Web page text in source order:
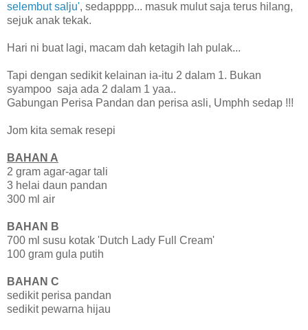
selembut salju', sedapppp... masuk mulut saja terus hilang,
sejuk anak tekak.
Hari ni buat lagi, macam dah ketagih lah pulak...
Tapi dengan sedikit kelainan ia-itu 2 dalam 1. Bukan
syampoo saja ada 2 dalam 1 yaa..
Gabungan Perisa Pandan dan perisa asli, Umphh sedap !!!
Jom kita semak resepi
BAHAN A
2 gram agar-agar tali
3 helai daun pandan
300 ml air
BAHAN B
700 ml susu kotak 'Dutch Lady Full Cream'
100 gram gula putih
BAHAN C
sedikit perisa pandan
sedikit pewarna hijau